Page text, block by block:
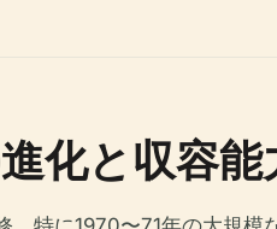
化と収容能